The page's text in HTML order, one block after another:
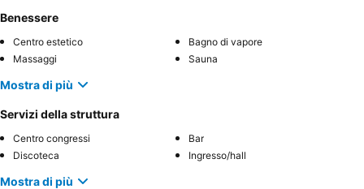
Benessere
Centro estetico
Bagno di vapore
Massaggi
Sauna
Mostra di più
Servizi della struttura
Centro congressi
Bar
Discoteca
Ingresso/hall
Mostra di più